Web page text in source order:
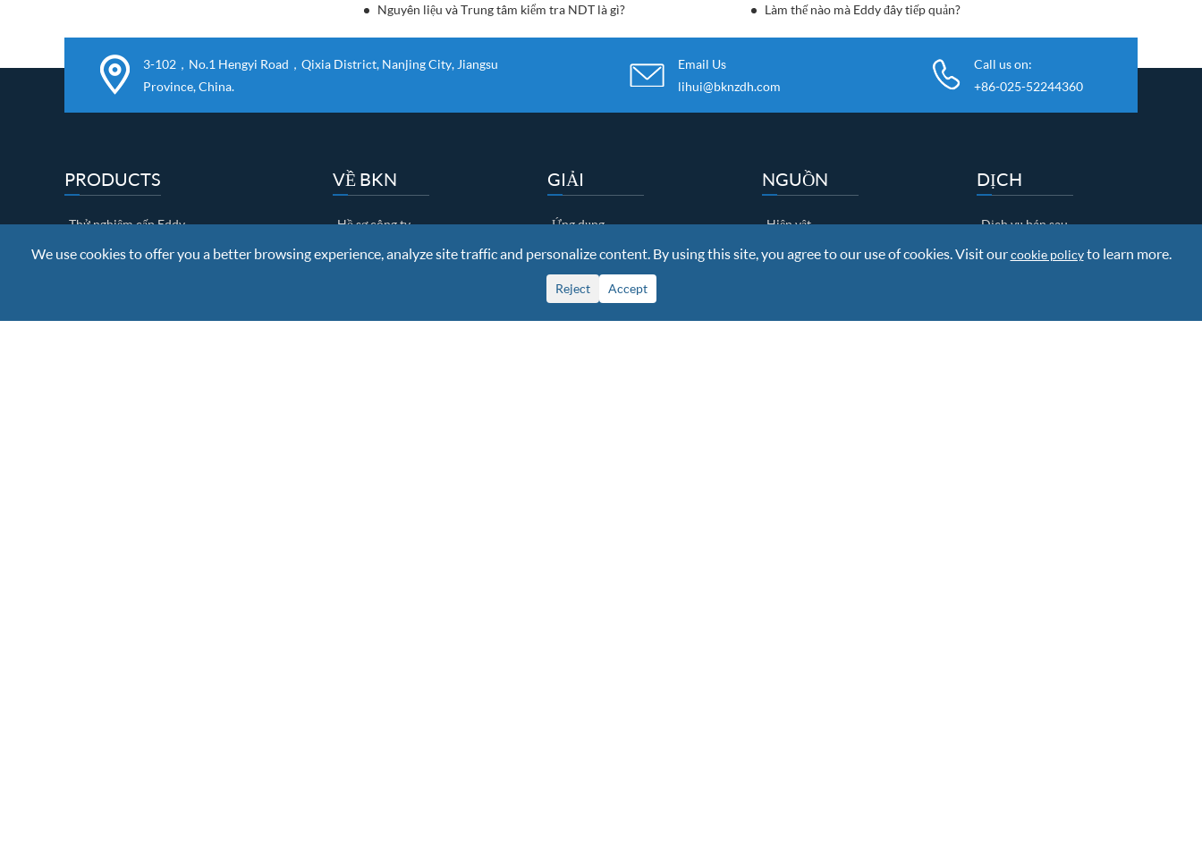
Nguyên liệu và Trung tâm kiểm tra NDT là gì?
Làm thế nào mà Eddy đây tiếp quản?
3-102，No.1 Hengyi Road，Qixia District, Nanjing City, Jiangsu
Province, China.
Email Us
lihui@bknzdh.com
Call us on:
+86-025-52244360
PRODUCTS
Thử nghiệm cấp Eddy
Kiểm tra thuốc nổ
VỀ BKN
Hồ sơ công ty
Giấy chứng nhận
GIẢI
Ứng dụng
Description
Khách
NGUỒN
Hiện vật
Tải về
DỊCH
Dịch vụ bán sau
Nghiên cứu và Phát triển
We use cookies to offer you a better browsing experience, analyze site traffic and personalize content. By using this site, you agree to our use of cookies. Visit ourcookie policyto learn more.
Reject Accept